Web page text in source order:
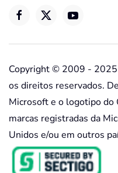
Copyright © 2009 - 2025
os direitos reservados.
Microsoft e o logotipo do
marcas registradas da
Unidos e/ou em outros